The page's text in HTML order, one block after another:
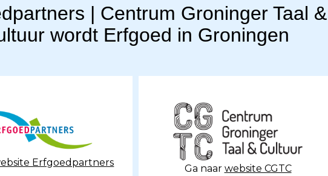
Vakinformatie Praktijkkennis
Gronings
online Basiscursus Gronings in oktober
| Centrum Groninger Taal &
wordt Erfgoed in Groningen
Erfgoedpartners
Ga naar website CGTC